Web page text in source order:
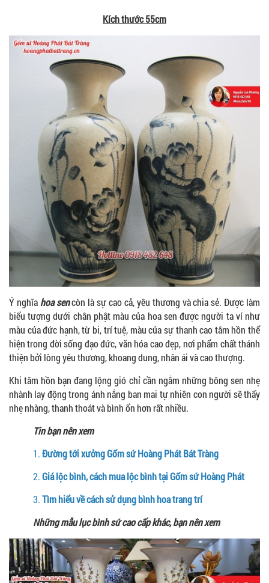
Kích thước 55cm
Ý nghĩa hoa sencòn là sự cao cả, yêu thương và chia sẻ. Được làm
biểu tượng dưới chân phật màu của hoa sen được người ta ví như
màu của đức hạnh, từ bi, trí tuệ, màu của sự thanh cao tâm hồn thể
hiện trong đời sống đạo đức, văn hóa cao đẹp, nơi phẩm chất thánh
thiện bởi lòng yêu thương, khoang dung, nhân ái và cao thượng.
Khi tâm hồn bạn đang lộng gió chỉ cần ngắm những bông sen nhẹ
nhành lay động trong ánh nắng ban mai tự nhiên con người sẽ thấy
nhẹ nhàng, thanh thoát và bình ổn hơn rất nhiều.
Tin bạn nên xem
1.Đường tới xưởng Gốm sứ Hoàng Phát Bát Tràng
2.Giá lộc bình, cách mua lộc bình tại Gốm sứ Hoàng Phát
3.Tìm hiểu về cách sử dụng bình hoa trang trí
Những mẫu lục bình sứ cao cấp khác, bạn nên xem